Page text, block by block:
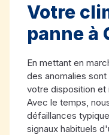
Votre
panne à
En mettant en
des anomalies
votre disposition et
Avec le temps,
défaillances
signaux habituels